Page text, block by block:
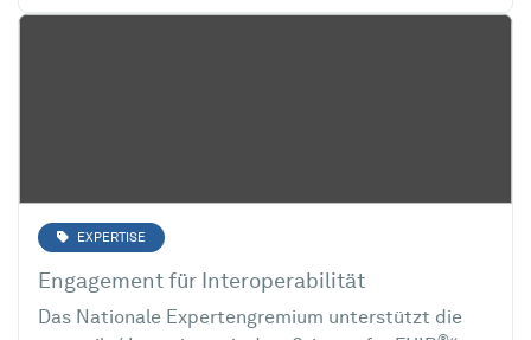
EXPERTISE
Engagement für Interoperabilität
Das Nationale Expertengremium unterstützt die